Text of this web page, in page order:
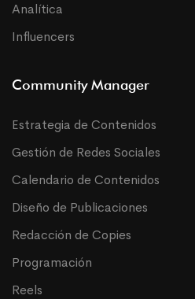
Analítica
Influencers
Community Manager
Estrategia de Contenidos
Gestión de Redes Sociales
Calendario de Contenidos
Diseño de Publicaciones
Redacción de Copies
Programación
Reels